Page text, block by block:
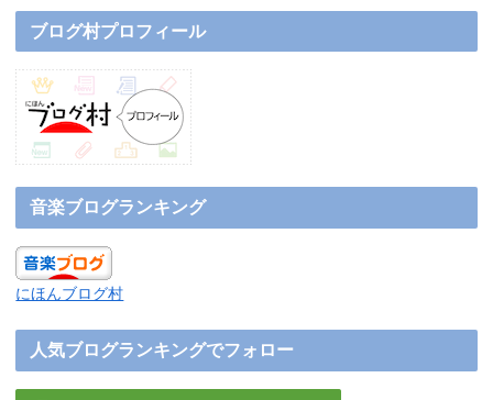
ブログ村プロフィール
音楽ブログランキング
にほんブログ村
人気ブログランキングでフォロー